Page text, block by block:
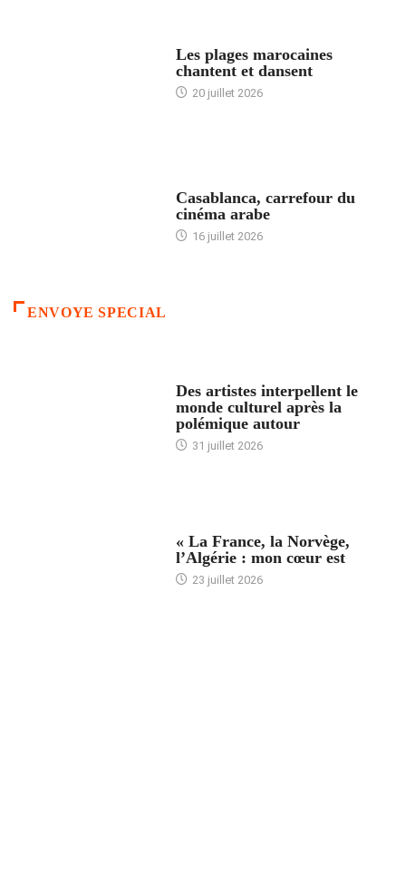
Les plages marocaines
chantent et dansent
20 juillet 2026
Casablanca, carrefour du
cinéma arabe
16 juillet 2026
ENVOYE SPECIAL
Des artistes interpellent le
monde culturel après la
polémique autour
31 juillet 2026
« La France, la Norvège,
l’Algérie : mon cœur est
23 juillet 2026